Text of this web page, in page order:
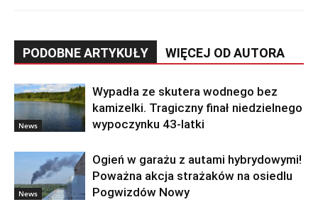
PODOBNE ARTYKUŁY WIĘCEJ OD AUTORA
News
Wypadła ze skutera wodnego bez
kamizelki. Tragiczny finał niedzielnego
wypoczynku 43-latki
News
Ogień w garażu z autami hybrydowymi!
Poważna akcja strażaków na osiedlu
Pogwizdów Nowy